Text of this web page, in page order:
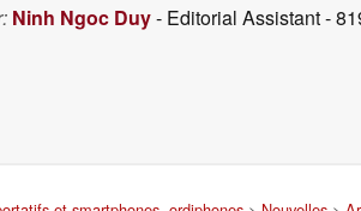
Ninh Ngoc Duy- Editorial Assistant-